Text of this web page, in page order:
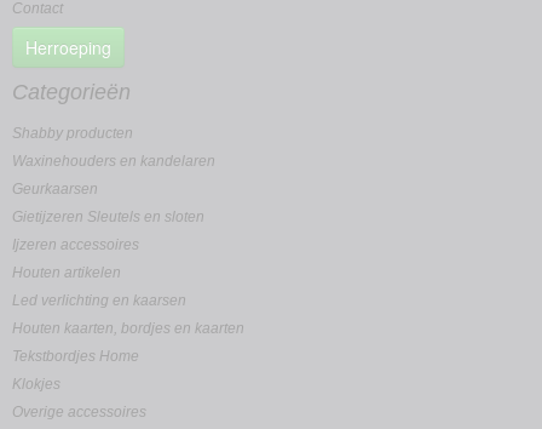
Contact
Herroeping
Categorieën
Shabby producten
Waxinehouders en kandelaren
Geurkaarsen
Gietijzeren Sleutels en sloten
Ijzeren accessoires
Houten artikelen
Led verlichting en kaarsen
Houten kaarten, bordjes en kaarten
Tekstbordjes Home
Klokjes
Overige accessoires